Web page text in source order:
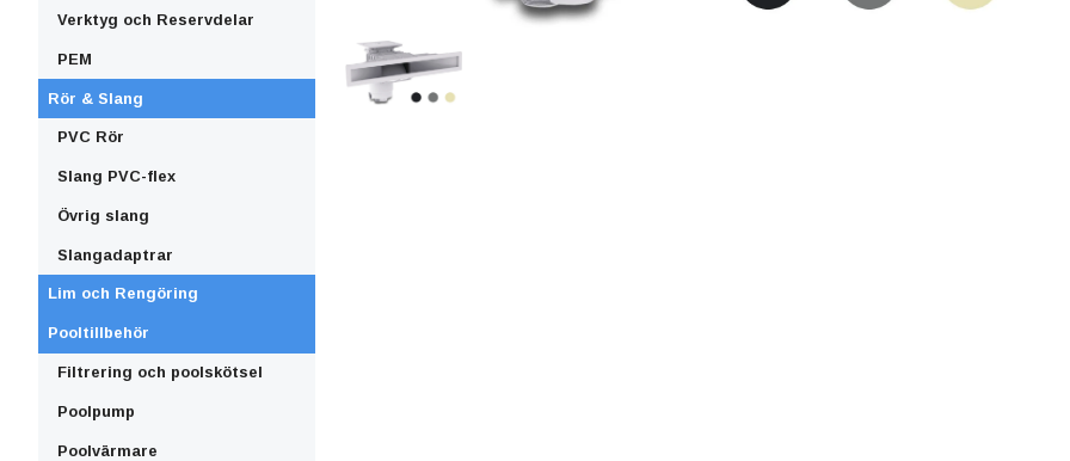
Verktyg och Reservdelar
PEM
Rör & Slang
PVC Rör
Slang PVC-flex
Övrig slang
Slangadaptrar
Lim och Rengöring
Pooltillbehör
Filtrering och poolskötsel
Poolpump
Poolvärmare